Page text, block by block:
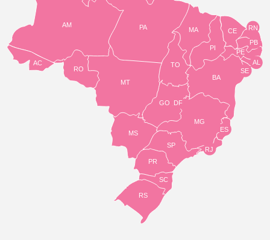
TO
BA
SE
PE
AL
RN
CE
PI
MA
PA
AM
AC
RO
MT
MS
GO
PR
SC
RS
SP
MG
RJ
ES
DF
PB